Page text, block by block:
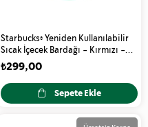
Starbucks® Yeniden Kullanılabilir
Sıcak İçecek Bardağı - Kırmızı -
473 ml - 11174468
₺299,00
Sepete Ekle